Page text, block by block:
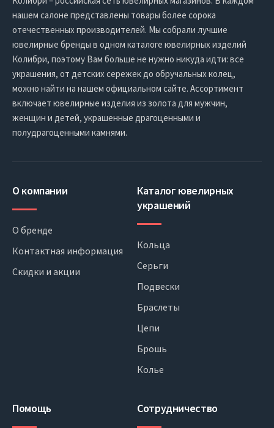
нашем салоне представлены товары более сорока
отечественных производителей. Мы собрали лучшие
ювелирные бренды в одном каталоге ювелирных изделий
Колибри, поэтому Вам больше не нужно никуда идти: все
украшения, от детских сережек до обручальных колец,
можно найти на нашем официальном сайте. Ассортимент
включает ювелирные изделия из золота для мужчин,
женщин и детей, украшенные драгоценными и
полудрагоценными камнями.
О компании
О бренде
Контактная информация
Скидки и акции
Каталог ювелирных
украшений
Кольца
Серьги
Подвески
Браслеты
Цепи
Брошь
Колье
Помощь Сотрудничество